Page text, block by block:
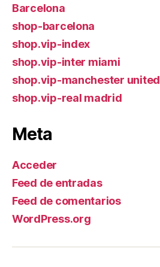
Barcelona
shop-barcelona
shop.vip-index
shop.vip-inter miami
shop.vip-manchester united
shop.vip-real madrid
Meta
Acceder
Feed de entradas
Feed de comentarios
WordPress.org